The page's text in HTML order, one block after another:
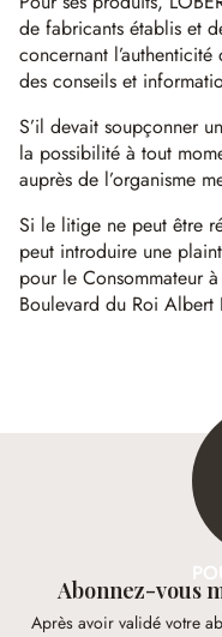
de fabricants établis et
concernant
des conseils et
S’il devait soupçonner
la possibilité à tout
auprès de l’organisme
Si le litige ne peut être
peut introduire une
pour le Consommateur
Boulevard du Roi
Abonnez-vous
Après avoir validé votre